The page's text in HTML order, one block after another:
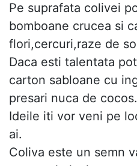
Pe suprafata colivei
bomboane crucea si
flori,cercuri,raze de
Daca esti talentata
carton sabloane cu
presari nuca de cocos.
Ideile iti vor veni pe
ai.
Coliva este un semn